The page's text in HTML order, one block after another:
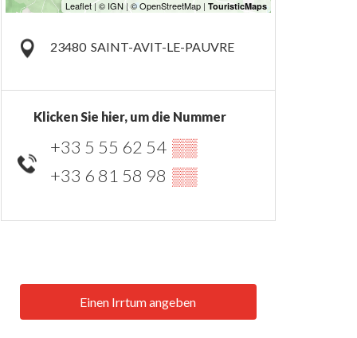
23480 SAINT-AVIT-LE-PAUVRE
Klicken Sie hier, um die Nummer
+33 5 55 62 54 ▒▒
+33 6 81 58 98 ▒▒
Einen Irrtum angeben